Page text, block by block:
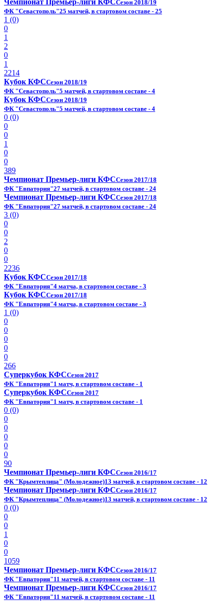
Чемпионат Премьер-лиги КФССезон 2018/19
ФК "Севастополь"25 матчей, в стартовом составе - 25
1 (0)
0
1
2
0
1
2214
Кубок КФССезон 2018/19
ФК "Севастополь"5 матчей, в стартовом составе - 4
Кубок КФССезон 2018/19
ФК "Севастополь"5 матчей, в стартовом составе - 4
0 (0)
0
0
1
0
0
389
Чемпионат Премьер-лиги КФССезон 2017/18
ФК "Евпатория"27 матчей, в стартовом составе - 24
Чемпионат Премьер-лиги КФССезон 2017/18
ФК "Евпатория"27 матчей, в стартовом составе - 24
3 (0)
0
0
2
0
0
2236
Кубок КФССезон 2017/18
ФК "Евпатория"4 матча, в стартовом составе - 3
Кубок КФССезон 2017/18
ФК "Евпатория"4 матча, в стартовом составе - 3
1 (0)
0
0
0
0
0
266
Суперкубок КФССезон 2017
ФК "Евпатория"1 матч, в стартовом составе - 1
Суперкубок КФССезон 2017
ФК "Евпатория"1 матч, в стартовом составе - 1
0 (0)
0
0
0
0
0
90
Чемпионат Премьер-лиги КФССезон 2016/17
ФК "Крымтеплица" (Молодежное)13 матчей, в стартовом составе - 12
Чемпионат Премьер-лиги КФССезон 2016/17
ФК "Крымтеплица" (Молодежное)13 матчей, в стартовом составе - 12
0 (0)
0
0
1
0
0
1059
Чемпионат Премьер-лиги КФССезон 2016/17
ФК "Евпатория"11 матчей, в стартовом составе - 11
Чемпионат Премьер-лиги КФССезон 2016/17
ФК "Евпатория"11 матчей, в стартовом составе - 11